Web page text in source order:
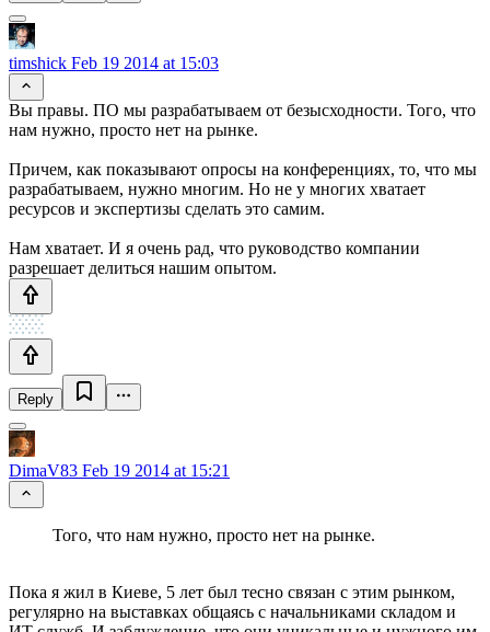
timshick Feb 19 2014 at 15:03
Вы правы. ПО мы разрабатываем от безысходности. Того, что
нам нужно, просто нет на рынке.
Причем, как показывают опросы на конференциях, то, что мы
разрабатываем, нужно многим. Но не у многих хватает
ресурсов и экспертизы сделать это самим.
Нам хватает. И я очень рад, что руководство компании
разрешает делиться нашим опытом.
Reply
DimaV83 Feb 19 2014 at 15:21
Того, что нам нужно, просто нет на рынке.
Пока я жил в Киеве, 5 лет был тесно связан с этим рынком,
регулярно на выставках общаясь с начальниками складом и